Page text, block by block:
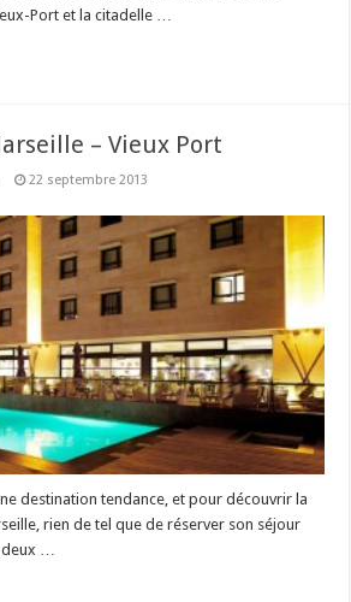
Port et la citadelle …
– Vieux Port
22 septembre 2013
Port
destination tendance, et pour découvrir la
rien de tel que de réserver son séjour
…